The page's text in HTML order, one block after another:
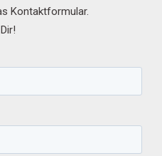
Kontaktformular.